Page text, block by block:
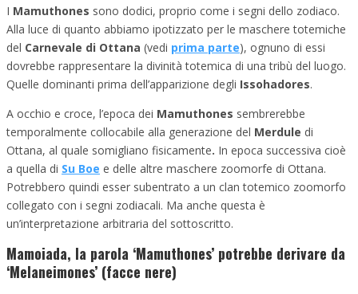
I Mamuthones sono dodici, proprio come i segni dello zodiaco.
Alla luce di quanto abbiamo ipotizzato per le maschere totemiche
del Carnevale di Ottana (vedi prima parte), ognuno di essi
dovrebbe rappresentare la divinità totemica di una tribù del luogo.
Quelle dominanti prima dell’apparizione degli Issohadores.
A occhio e croce, l’epoca dei Mamuthones sembrerebbe
temporalmente collocabile alla generazione del Merdule di
Ottana, al quale somigliano fisicamente. In epoca successiva cioè
a quella di Su Boe e delle altre maschere zoomorfe di Ottana.
Potrebbero quindi esser subentrato a un clan totemico zoomorfo
collegato con i segni zodiacali. Ma anche questa è
un’interpretazione arbitraria del sottoscritto.
Mamoiada, la parola ‘Mamuthones’ potrebbe derivare da
‘Melaneimones’ (facce nere)